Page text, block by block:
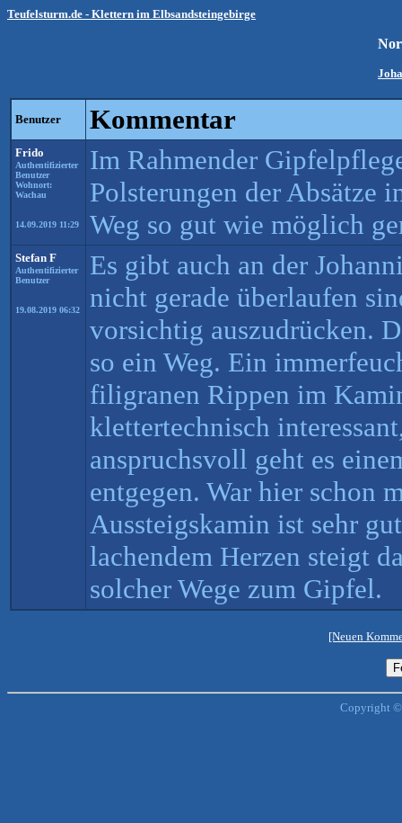
Teufelsturm.de - Klettern im Elbsandsteingebirge
Benutzer Kommentar
Frido
Authentifizierter
Benutzer
Wohnort:
Wachau
14.09.2019 11:29
Im Rahmender
Polsterungen der Absätze
Weg so gut wie möglich
Stefan F
Authentifizierter
Benutzer
19.08.2019 06:32
Es gibt auch an der
nicht gerade überlaufen
vorsichtig auszudrücken.
so ein Weg. Ein
filigranen Rippen im
klettertechnisch
anspruchsvoll geht es
entgegen. War hier schon
Aussteigskamin ist sehr
lachendem Herzen steigt
solcher Wege zum Gipfel.
[Neuen
Copyright ©